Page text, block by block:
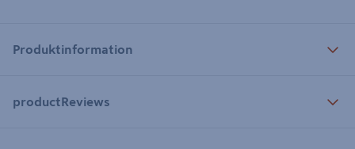
Produktinformation
productReviews